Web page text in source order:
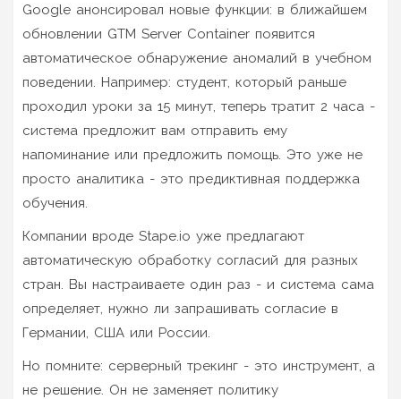
Google анонсировал новые функции: в ближайшем
обновлении GTM Server Container появится
автоматическое обнаружение аномалий в учебном
поведении. Например: студент, который раньше
проходил уроки за 15 минут, теперь тратит 2 часа -
система предложит вам отправить ему
напоминание или предложить помощь. Это уже не
просто аналитика - это предиктивная поддержка
обучения.
Компании вроде Stape.io уже предлагают
автоматическую обработку согласий для разных
стран. Вы настраиваете один раз - и система сама
определяет, нужно ли запрашивать согласие в
Германии, США или России.
Но помните: серверный трекинг - это инструмент, а
не решение. Он не заменяет политику